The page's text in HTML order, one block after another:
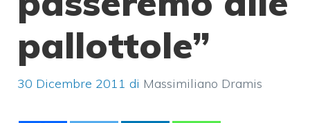
pallottole”
30 Dicembre 2011 di Massimiliano Dramis